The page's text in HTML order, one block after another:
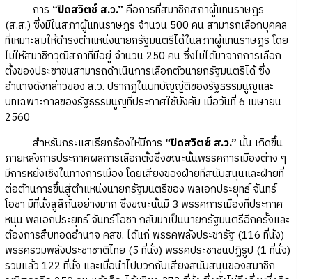
การ “ปิดสวิตช์ ส.ว.” คือการที่สมาชิกสภาผู้แทนราษฎร
(ส.ส.) ซึ่งมีในสภาผู้แทนราษฎร จำนวน 500 คน สามารถเลือกบุคคล
ที่เหมาะสมให้ดำรงตำแหน่งนายกรัฐมนตรีได้ในสภาผู้แทนราษฎร โดย
ไม่ให้สมาชิกวุฒิสภาที่มีอยู่ จำนวน 250 คน ซึ่งไม่ได้มาจากการเลือก
ตั้งของประชาชนสามารถดำเนินการเลือกตัวนายกรัฐมนตรีได้ ซึ่ง
อำนาจดังกล่าวของ ส.ว. ปรากฏในบทบัญญัติของรัฐธรรมนูญและ
บทเฉพาะกาลของรัฐธรรมนูญที่ประกาศใช้บังคับ เมื่อวันที่ 6 เมษายน
2560
สำหรับกระแสเรียกร้องให้มีการ “ปิดสวิตซ์ ส.ว.” นั้น เกิดขึ้น
ภายหลังการประกาศผลการเลือกตั้งซึ่งขณะนั้นพรรคการเมืองต่าง ๆ
มีการหยั่งเชิงในทางการเมือง โดยเสียงของฝ่ายที่สนับสนุนและฝ่ายที่
ต่อต้านการขึ้นสู่ตำแหน่งนายกรัฐมนตรีของ พลเอกประยุทธ์ จันทร์
โอชา มีที่นั่งสูสีกันอย่างมาก ซึ่งขณะนั้นมี 3 พรรคการเมืองที่ประกาศ
หนุน พลเอกประยุทธ์ จันทร์โอชา กลับมาเป็นนายกรัฐมนตรีอีกครั้งและ
ต้องการสืบทอดอำนาจ คสช. ได้แก่ พรรคพลังประชารัฐ (116 ที่นั่ง)
พรรครวมพลังประชาชาติไทย (5 ที่นั่ง) พรรคประชาชนปฏิรูป (1 ที่นั่ง)
รวมแล้ว 122 ที่นั่ง และเมื่อนำไปบวกกับเสียงสนับสนุนของสมาชิก